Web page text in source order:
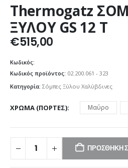
Thermogatz
ΞΥΛΟΥ GS 12 T
€515,00
Κωδικός:
Κωδικός προϊόντος: 02.200.061 - 323
Κατηγορία: Σόμπες Ξύλου Χαλύβδινες
ΧΡΏΜΑ (ΠΌΡΤΕΣ) Μαύρο
ΠΡΟΣΘΉΚΗ